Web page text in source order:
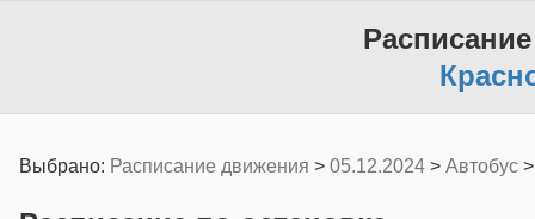
Выбрано: Расписание движения > 05.12.2024 > Автобус